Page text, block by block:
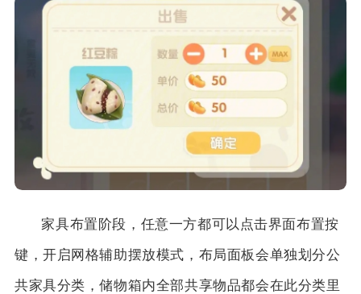
家具布置阶段，任意一方都可以点击界面布置按
键，开启网格辅助摆放模式，布局面板会单独划分公
共家具分类，储物箱内全部共享物品都会在此分类里